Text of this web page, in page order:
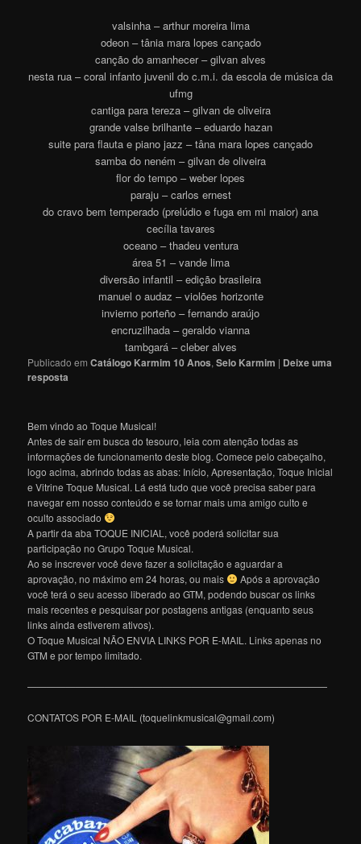
valsinha – arthur moreira lima
odeon – tânia mara lopes cançado
canção do amanhecer – gilvan alves
nesta rua – coral infanto juvenil do c.m.i. da escola de música da
ufmg
cantiga para tereza – gilvan de oliveira
grande valse brilhante – eduardo hazan
suite para flauta e piano jazz – tâna mara lopes cançado
samba do neném – gilvan de oliveira
flor do tempo – weber lopes
paraju – carlos ernest
do cravo bem temperado (prelúdio e fuga em mi maior) ana
cecília tavares
oceano – thadeu ventura
área 51 – vande lima
diversão infantil – edição brasileira
manuel o audaz – violões horizonte
invierno porteño – fernando araújo
encruzilhada – geraldo vianna
tambgará – cleber alves
Publicado em Catálogo Karmim 10 Anos,Selo Karmim | Deixe uma
resposta
Bem vindo ao Toque Musical!
Antes de sair em busca do tesouro, leia com atenção todas as
informações de funcionamento deste blog. Comece pelo cabeçalho,
logo acima, abrindo todas as abas: Início, Apresentação, Toque Inicial
e Vitrine Toque Musical. Lá está tudo que você precisa saber para
navegar em nosso conteúdo e se tornar mais uma amigo culto e
oculto associado
A partir da aba TOQUE INICIAL, você poderá solicitar sua
participação no Grupo Toque Musical.
Ao se inscrever você deve fazer a solicitação e aguardar a
aprovação, no máximo em 24 horas, ou mais
Após a aprovação
você terá o seu acesso liberado ao GTM, podendo buscar os links
mais recentes e pesquisar por postagens antigas (enquanto seus
links ainda estiverem ativos).
O Toque Musical NÃO ENVIA LINKS POR E-MAIL. Links apenas no
GTM e por tempo limitado.
———————————————————————————————
CONTATOS POR E-MAIL (toquelinkmusical@gmail.com)